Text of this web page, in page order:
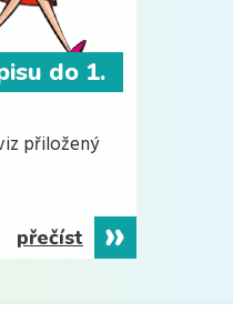
do 1.
přiložený
přečíst